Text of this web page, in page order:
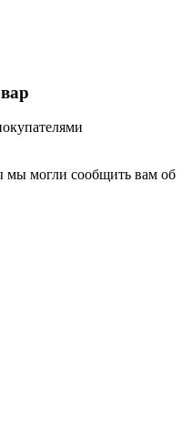
мы могли сообщить вам об